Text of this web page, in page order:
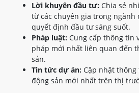
Lời khuyên đầu tư: Chia sẻ
từ các chuyên gia trong ngành
quyết định đầu tư sáng suốt.
Pháp luật: Cung cấp thông tin
pháp mới nhất liên quan đến
sản.
Tin tức dự án: Cập nhật
động sản mới nhất trên thị